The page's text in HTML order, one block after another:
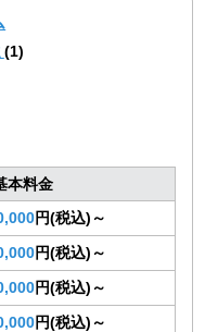
(1)
本料金
円(税込)～
円(税込)～
円(税込)～
円(税込)～